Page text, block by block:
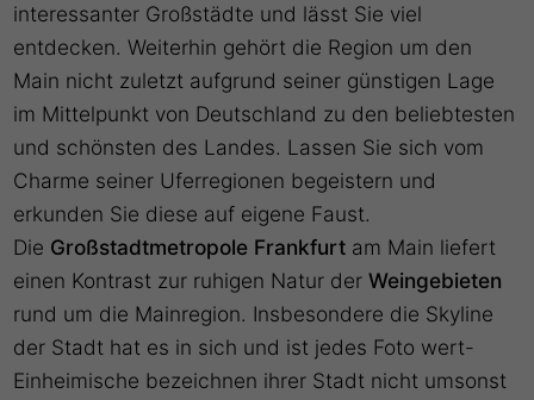
interessanter Großstädte und lässt Sie viel
entdecken. Weiterhin gehört die Region um den
Main nicht zuletzt aufgrund seiner günstigen Lage
im Mittelpunkt von Deutschland zu den beliebtesten
und schönsten des Landes. Lassen Sie sich vom
Charme seiner Uferregionen begeistern und
erkunden Sie diese auf eigene Faust.
Die Großstadtmetropole Frankfurt am Main liefert
einen Kontrast zur ruhigen Natur derWeingebieten
rund um die Mainregion. Insbesondere die Skyline
der Stadt hat es in sich und ist jedes Foto wert-
Einheimische bezeichnen ihrer Stadt nicht umsonst